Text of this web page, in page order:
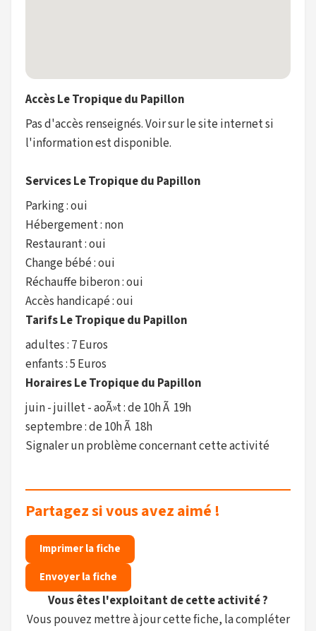
Accès Le Tropique du Papillon
Pas d'accès renseignés. Voir sur le site internet si
l'information est disponible.
Services Le Tropique du Papillon
Parking : oui
Hébergement : non
Restaurant : oui
Change bébé : oui
Réchauffe biberon : oui
Accès handicapé : oui
Tarifs Le Tropique du Papillon
adultes : 7 Euros
enfants : 5 Euros
Horaires Le Tropique du Papillon
juin - juillet - aoÃ»t : de 10h Ã 19h
septembre : de 10h Ã 18h
Signaler un problème concernant cette activité
Partagez si vous avez aimé !
Imprimer la fiche
Envoyer la fiche
Vous êtes l'exploitant de cette activité ?
Vous pouvez mettre à jour cette fiche, la compléter